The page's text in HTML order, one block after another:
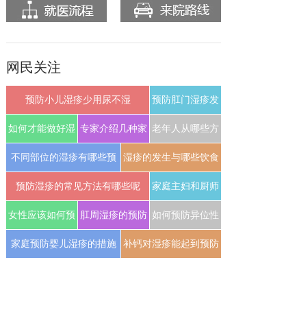
网民关注
预防小儿湿疹少用尿不湿 预防肛门湿疹发
生和复发的方法
如何才能做好湿
疹的防治结合呢
专家介绍几种家
庭防治湿疹妙招
老年人从哪些方
面预防湿疹
不同部位的湿疹有哪些预
防措施
湿疹的发生与哪些饮食
习惯有关呢
预防湿疹的常见方法有哪些呢 家庭主妇和厨师
是湿疹的高发人
群
女性应该如何预
防外因湿疹
肛周湿疹的预防
措施具体有哪些
如何预防异位性
皮炎的发生呢
家庭预防婴儿湿疹的措施 补钙对湿疹能起到预防